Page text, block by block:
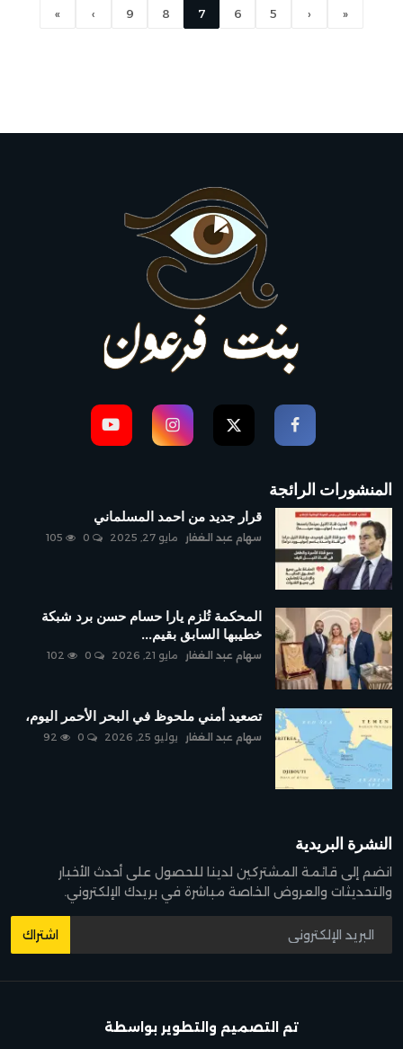
«
‹
5
6
7
8
9
›
»
المنشورات الرائجة
قرار جديد من احمد المسلماني
سهام عبد الغفار مايو 27, 2025
المحكمة تُلزم يارا حسام حسن برد شبكة
خطيبها السابق بقيم...
سهام عبد الغفار مايو 21, 2026
تصعيد أمني ملحوظ في البحر الأحمر اليوم،
سهام عبد الغفار يوليو 25, 2026
النشرة البريدية
انضم إلى قائمة المشتركين لدينا للحصول على أحدث الأخبار
والتحديثات والعروض الخاصة مباشرة في بريدك الإلكتروني.
اشتراك
تم التصميم والتطوير بواسطة